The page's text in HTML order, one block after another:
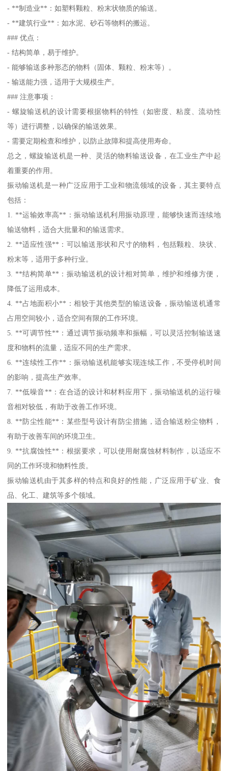
- **制造业**：如塑料颗粒、粉末状物质的输送。
- **建筑行业**：如水泥、砂石等物料的搬运。
### 优点：
- 结构简单，易于维护。
- 能够输送多种形态的物料（固体、颗粒、粉末等）。
- 输送能力强，适用于大规模生产。
### 注意事项：
- 螺旋输送机的设计需要根据物料的特性（如密度、粘度、流动性
等）进行调整，以确保的输送效果。
- 需要定期检查和维护，以防止故障和提高使用寿命。
总之，螺旋输送机是一种、灵活的物料输送设备，在工业生产中起
着重要的作用。
振动输送机是一种广泛应用于工业和物流领域的设备，其主要特点
包括：
1. **运输效率高**：振动输送机利用振动原理，能够快速而连续地
输送物料，适合大批量和的输送需求。
2. **适应性强**：可以输送形状和尺寸的物料，包括颗粒、块状、
粉末等，适用于多种行业。
3. **结构简单**：振动输送机的设计相对简单，维护和维修方便，
降低了运用成本。
4. **占地面积小**：相较于其他类型的输送设备，振动输送机通常
占用空间较小，适合空间有限的工作环境。
5. **可调节性**：通过调节振动频率和振幅，可以灵活控制输送速
度和物料的流量，适应不同的生产需求。
6. **连续性工作**：振动输送机能够实现连续工作，不受停机时间
的影响，提高生产效率。
7. **低噪音**：在合适的设计和材料应用下，振动输送机的运行噪
音相对较低，有助于改善工作环境。
8. **防尘性能**：某些型号设计有防尘措施，适合输送粉尘物料，
有助于改善车间的环境卫生。
9. **抗腐蚀性**：根据要求，可以使用耐腐蚀材料制作，以适应不
同的工作环境和物料性质。
振动输送机由于其多样的特点和良好的性能，广泛应用于矿业、食
品、化工、建筑等多个领域。